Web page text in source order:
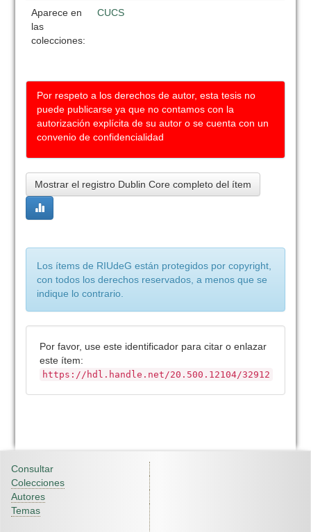
Aparece en
las
colecciones:
CUCS
Por respeto a los derechos de autor, esta tesis no
puede publicarse ya que no contamos con la
autorización explícita de su autor o se cuenta con un
convenio de confidencialidad
Mostrar el registro Dublin Core completo del ítem
Los ítems de RIUdeG están protegidos por copyright,
con todos los derechos reservados, a menos que se
indique lo contrario.
Por favor, use este identificador para citar o enlazar
este ítem:
https://hdl.handle.net/20.500.12104/32912
Consultar
Colecciones
Autores
Temas